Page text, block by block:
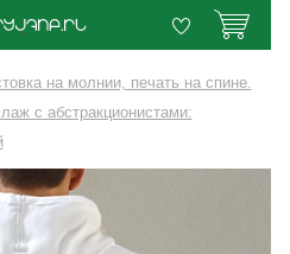
на молнии, печать на спине.
с абстракционистами: